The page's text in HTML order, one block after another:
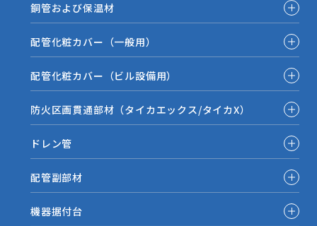
銅管および保温材
配管化粧カバー（一般用）
配管化粧カバー（ビル設備用）
防火区画貫通部材（タイカエックス/タイカX）
ドレン管
配管副部材
機器据付台